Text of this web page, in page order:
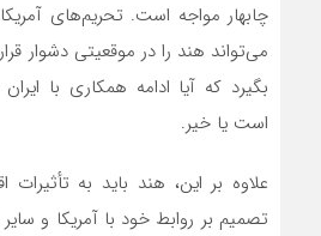
چابهار مواجه است. تحریم‌های
می‌تواند هند را در موقعیتی دشوار
بگیرد که آیا ادامه همکاری با
است یا خیر.
علاوه بر این، هند باید به
تصمیم بر روابط خود با آمریکا و